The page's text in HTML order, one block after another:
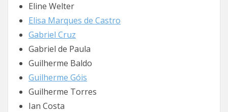
Eline Welter
Elisa Marques de Castro
Gabriel Cruz
Gabriel de Paula
Guilherme Baldo
Guilherme Góis
Guilherme Torres
Ian Costa